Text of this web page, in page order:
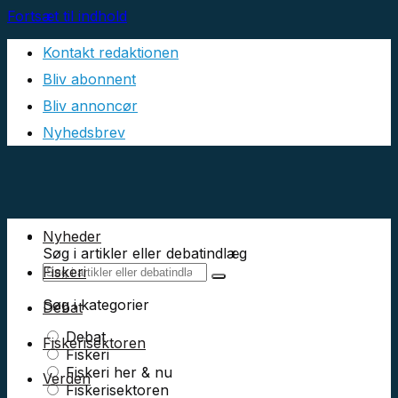
Fortsæt til indhold
Kontakt redaktionen
Bliv abonnent
Bliv annoncør
Nyhedsbrev
Søg i artikler eller debatindlæg
Søg i kategorier
Debat
Fiskeri
Fiskeri her & nu
Fiskerisektoren
Nyheder
Fiskeri
Debat
Fiskerisektoren
Verden